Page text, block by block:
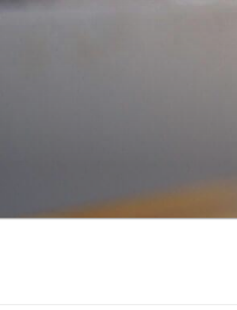
Aller